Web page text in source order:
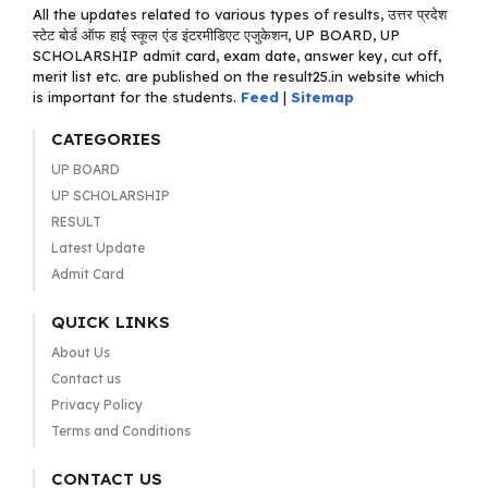
All the updates related to various types of results, उत्तर प्रदेश
स्टेट बोर्ड ऑफ हाई स्कूल एंड इंटरमीडिएट एजुकेशन, UP BOARD, UP
SCHOLARSHIP admit card, exam date, answer key, cut off,
merit list etc. are published on the result25.in website which
is important for the students. Feed | Sitemap
CATEGORIES
UP BOARD
UP SCHOLARSHIP
RESULT
Latest Update
Admit Card
QUICK LINKS
About Us
Contact us
Privacy Policy
Terms and Conditions
CONTACT US